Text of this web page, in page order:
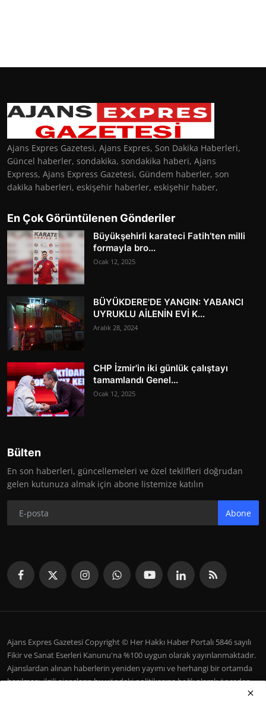
Ajans Expres Gazetesi, Ajans Expres, Son Dakika Haberleri,
Güncel haberler, sondakika, sondakika haberi, Ajans
Express, Ajans Express Gazetesi, Gündem haberler, son
dakika haberleri, eskişehir haberler, eskişehir haber,
En Çok Görüntülenen Gönderiler
Büyükşehirli karateci Fatih’ten milli
formayla bro...
Ocak 12, 2025
BÜYÜKDERE'DE YANGIN: YABANCI
UYRUKLU AİLENİN EVİ K...
Aralık 28, 2024
CHP İzmir'in iki günlük çalıştayı
tamamlandı Genel...
Ocak 12, 2025
Bülten
En son haberleri, güncellemeleri ve özel teklifleri doğrudan
gelen kutunuza almak için abone listemize katılın
Abone
Ajans Expres Gazetesi Copyright © Her Hakkı Haber Portalı 5846 sayılı
Fikir ve Sanat Eserleri Kanunu'na %100 uygun olarak yayınlanmaktadır.
Ajanslardan alınan haberlerin yeniden yayımı ve herhangi bir ortamda
basılması, ilgili ajansların bu yöndeki politikasına bağlı olarak önceden